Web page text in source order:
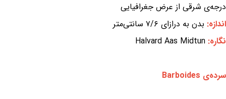
درجه‌ی شرقی از عرض جغرافیایی
اندازه: بدن به درازای ۷/۶ سانتی‌متر
نگاره: Halvard Aas Midtun
سرده‌ی Barboides